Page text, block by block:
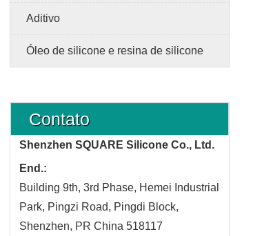
Aditivo
Óleo de silicone e resina de silicone
Contato
Shenzhen SQUARE Silicone Co., Ltd.
End.:
Building 9th, 3rd Phase, Hemei Industrial
Park, Pingzi Road, Pingdi Block,
Shenzhen, PR China 518117